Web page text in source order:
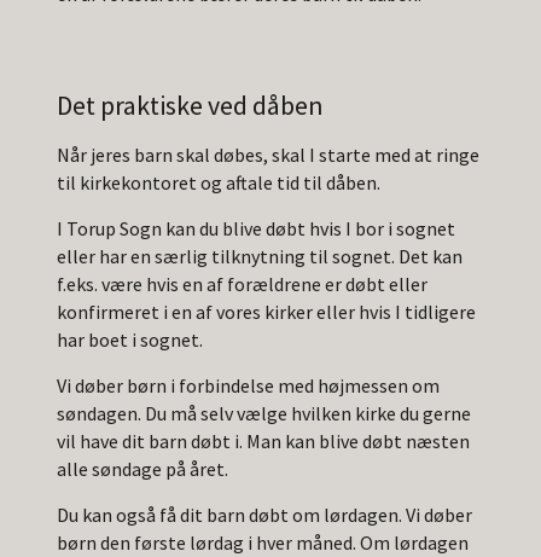
Det praktiske ved dåben
Når jeres barn skal døbes, skal I starte med at ringe
til kirkekontoret og aftale tid til dåben.
I Torup Sogn kan du blive døbt hvis I bor i sognet
eller har en særlig tilknytning til sognet. Det kan
f.eks. være hvis en af forældrene er døbt eller
konfirmeret i en af vores kirker eller hvis I tidligere
har boet i sognet.
Vi døber børn i forbindelse med højmessen om
søndagen. Du må selv vælge hvilken kirke du gerne
vil have dit barn døbt i. Man kan blive døbt næsten
alle søndage på året.
Du kan også få dit barn døbt om lørdagen. Vi døber
børn den første lørdag i hver måned. Om lørdagen